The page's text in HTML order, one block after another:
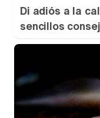
Di adiós a la
sencillos